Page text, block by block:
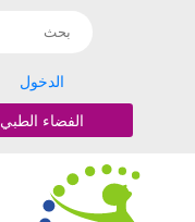
الدخول
الفضاء الطبي